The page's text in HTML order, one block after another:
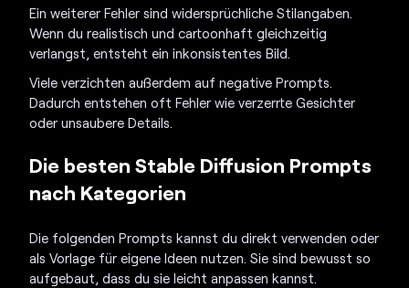
Ein weiterer Fehler sind widersprüchliche Stilangaben.
Wenn du realistisch und cartoonhaft gleichzeitig
verlangst, entsteht ein inkonsistentes Bild.
Viele verzichten außerdem auf negative Prompts.
Dadurch entstehen oft Fehler wie verzerrte Gesichter
oder unsaubere Details.
Die besten Stable Diffusion Prompts
nach Kategorien
Die folgenden Prompts kannst du direkt verwenden oder
als Vorlage für eigene Ideen nutzen. Sie sind bewusst so
aufgebaut, dass du sie leicht anpassen kannst.